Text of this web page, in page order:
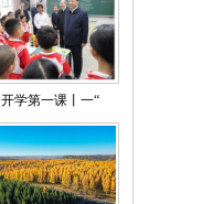
开学第一课丨一“